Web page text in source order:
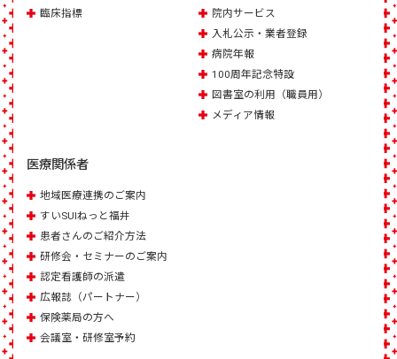
臨床指標
院内サービス
入札公示・業者登録
病院年報
100周年記念特設
図書室の利用（職員用）
メディア情報
医療関係者
地域医療連携のご案内
すいSUIねっと福井
患者さんのご紹介方法
研修会・セミナーのご案内
認定看護師の派遣
広報誌（パートナー）
保険薬局の方へ
会議室・研修室予約